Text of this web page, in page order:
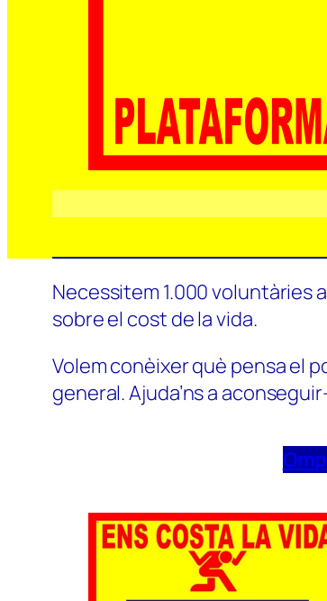
Necessitem 1.000 voluntàries
sobre el cost de la vida.
Volem conèixer què pensa el
general. Ajuda’ns a